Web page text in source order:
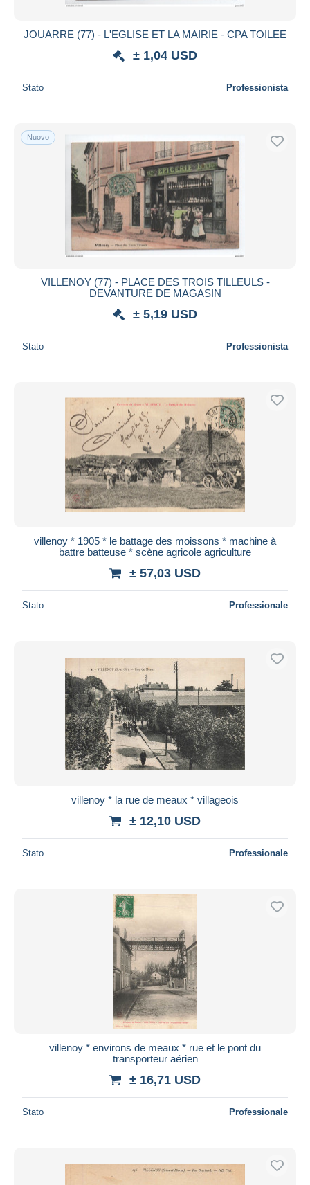
JOUARRE (77) - L'EGLISE ET LA MAIRIE - CPA TOILEE
± 1,04 USD
Stato Professionista
Nuovo
VILLENOY (77) - PLACE DES TROIS TILLEULS -
DEVANTURE DE MAGASIN
± 5,19 USD
Stato Professionista
villenoy * 1905 * le battage des moissons * machine à
battre batteuse * scène agricole agriculture
± 57,03 USD
Stato Professionale
villenoy * la rue de meaux * villageois
± 12,10 USD
Stato Professionale
villenoy * environs de meaux * rue et le pont du
transporteur aérien
± 16,71 USD
Stato Professionale